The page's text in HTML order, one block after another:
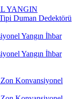
YANGIN
Duman Dedektörü
Yangın İhbar
Yangın İhbar
Konvansiyonel